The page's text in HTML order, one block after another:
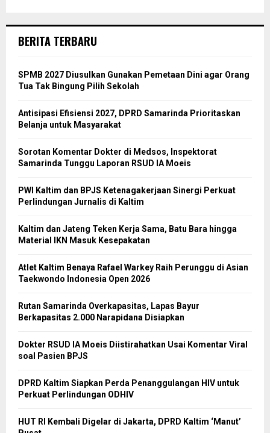
BERITA TERBARU
SPMB 2027 Diusulkan Gunakan Pemetaan Dini agar Orang
Tua Tak Bingung Pilih Sekolah
Antisipasi Efisiensi 2027, DPRD Samarinda Prioritaskan
Belanja untuk Masyarakat
Sorotan Komentar Dokter di Medsos, Inspektorat
Samarinda Tunggu Laporan RSUD IA Moeis
PWI Kaltim dan BPJS Ketenagakerjaan Sinergi Perkuat
Perlindungan Jurnalis di Kaltim
Kaltim dan Jateng Teken Kerja Sama, Batu Bara hingga
Material IKN Masuk Kesepakatan
Atlet Kaltim Benaya Rafael Warkey Raih Perunggu di Asian
Taekwondo Indonesia Open 2026
Rutan Samarinda Overkapasitas, Lapas Bayur
Berkapasitas 2.000 Narapidana Disiapkan
Dokter RSUD IA Moeis Diistirahatkan Usai Komentar Viral
soal Pasien BPJS
DPRD Kaltim Siapkan Perda Penanggulangan HIV untuk
Perkuat Perlindungan ODHIV
HUT RI Kembali Digelar di Jakarta, DPRD Kaltim ‘Manut’